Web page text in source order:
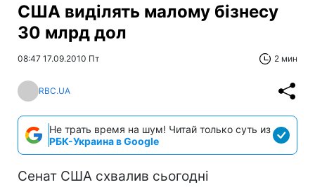
США виділять малому бізнесу
30 млрд дол
08:47 17.09.2010 Пт 2 мин
RBC.UA
Не трать время на шум! Читай только суть из
РБК-Украина в Google
Сенат США схвалив сьогодні